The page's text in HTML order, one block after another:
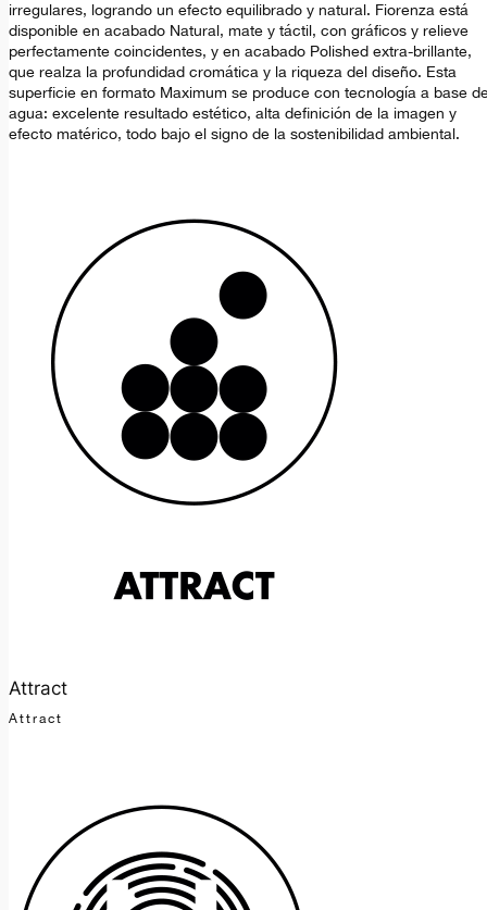
irregulares, logrando un efecto equilibrado y natural. Fiorenza está
disponible en acabado Natural, mate y táctil, con gráficos y relieve
perfectamente coincidentes, y en acabado Polished extra-brillante,
que realza la profundidad cromática y la riqueza del diseño. Esta
superficie en formato Maximum se produce con tecnología a base
agua: excelente resultado estético, alta definición de la imagen y
efecto matérico, todo bajo el signo de la sostenibilidad ambiental.
Attract
Attract